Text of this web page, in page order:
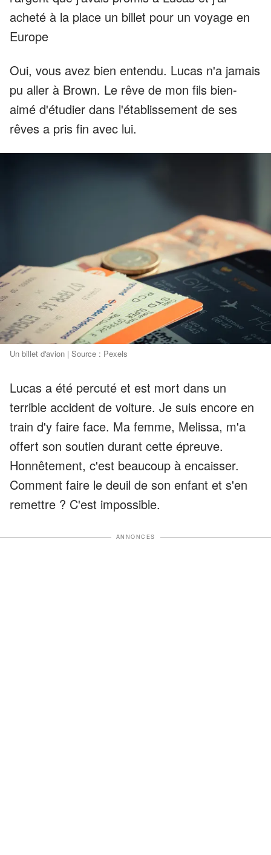
acheté à la place un billet pour un voyage en
Europe
Oui, vous avez bien entendu. Lucas n'a jamais
pu aller à Brown. Le rêve de mon fils bien-
aimé d'étudier dans l'établissement de ses
rêves a pris fin avec lui.
Un billet d'avion | Source : Pexels
Lucas a été percuté et est mort dans un
terrible accident de voiture. Je suis encore en
train d'y faire face. Ma femme, Melissa, m'a
offert son soutien durant cette épreuve.
Honnêtement, c'est beaucoup à encaisser.
Comment faire le deuil de son enfant et s'en
remettre ? C'est impossible.
ANNONCES